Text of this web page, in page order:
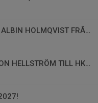
🤝🏼 | DROTT VÄLKOMNAR ALBIN HOLMQVIST FRÅN OV HELSINGBORG
🤝🏼 | VI VÄLKOMNAR ANTON HELLSTRÖM TILL HK DROTT!